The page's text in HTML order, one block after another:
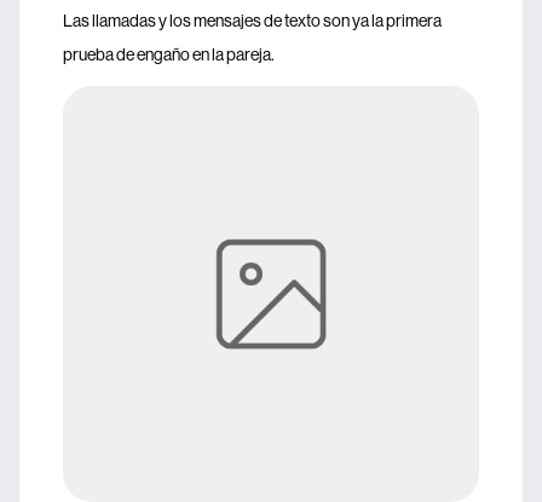
Las llamadas y los mensajes de texto son ya la primera
prueba de engaño en la pareja.